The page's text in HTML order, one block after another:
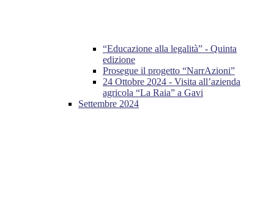
“Educazione alla legalità” - Quinta
edizione
Prosegue il progetto “NarrAzioni”
24 Ottobre 2024 - Visita all’azienda
agricola “La Raia” a Gavi
Settembre 2024